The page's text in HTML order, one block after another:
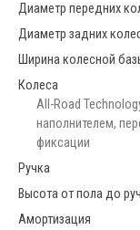
Диаметр передних
Диаметр задних
Ширина колесной
Колеса
All-Road
наполнителем,
фиксации
Ручка
Высота от пола до
Амортизация